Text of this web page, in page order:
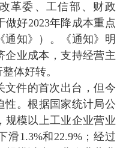
、工信部、财政
做好2023年降成本重点
知》） 。《通知》明
业成本，支持经营主
体好转 。
的首次出台，但今
。根据国家统计局公
，规模以上工业企业营业
1.3%和22.9%；经过